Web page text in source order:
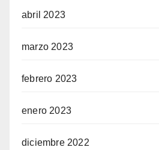
abril 2023
marzo 2023
febrero 2023
enero 2023
diciembre 2022